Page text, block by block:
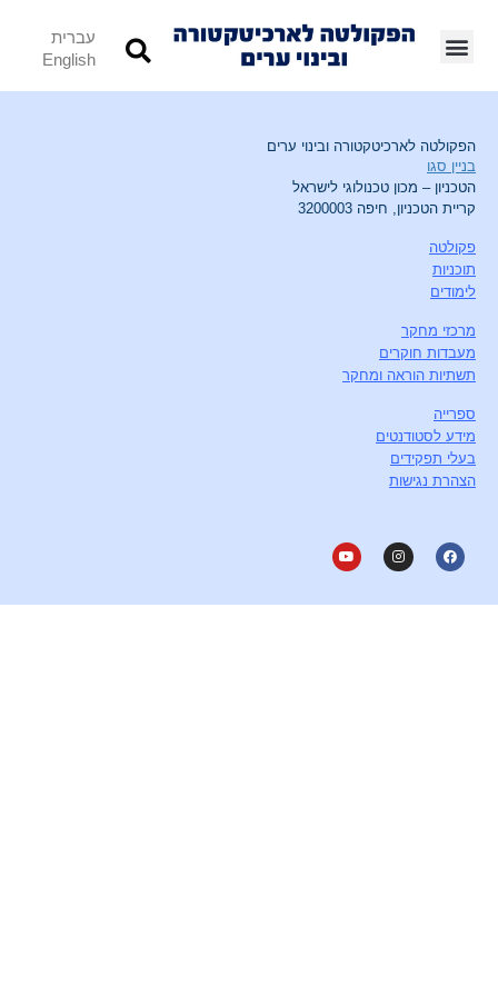
עברית
English
הפקולטה לארכיטקטורה ובינוי ערים
בניין סגו
הטכניון – מכון טכנולוגי לישראל
קריית הטכניון, חיפה 3200003
פקולטה
תוכניות
לימודים
מרכזי מחקר
מעבדות חוקרים
תשתיות הוראה ומחקר
ספרייה
מידע לסטודנטים
בעלי תפקידים
הצהרת נגישות